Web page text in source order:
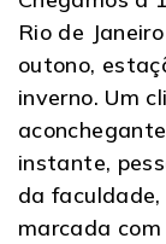
Rio de
outono,
inverno. Um
instante,
da
marcada